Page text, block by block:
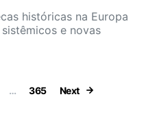
históricas na Europa
e novas
de
… 365 Next